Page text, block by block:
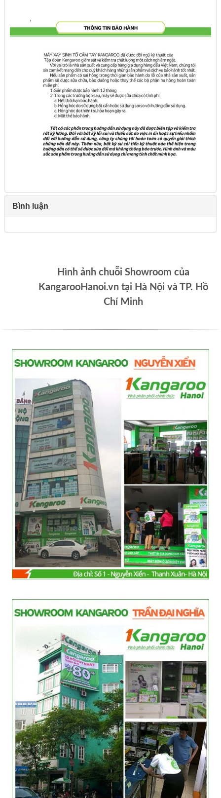
Bình luận
Hình ảnh chuỗi Showroom của
KangarooHanoi.vn tại Hà Nội và TP. Hồ
Chí Minh